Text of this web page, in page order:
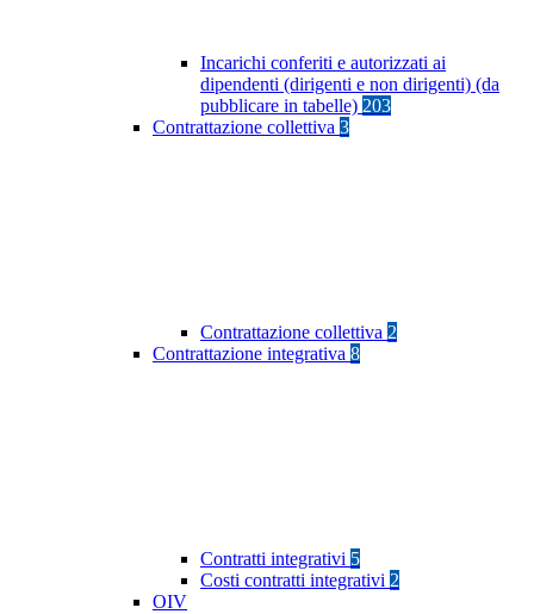
Incarichi conferiti e autorizzati ai
dipendenti (dirigenti e non dirigenti) (da
pubblicare in tabelle) 203
Contrattazione collettiva 3
Contrattazione collettiva 2
Contrattazione integrativa 8
Contratti integrativi 5
Costi contratti integrativi 2
OIV